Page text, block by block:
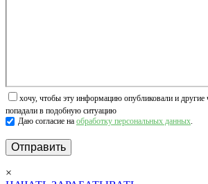
хочу, чтобы эту информацию опубликовали и другие
попадали в подобную ситуацию
Даю согласие на обработку персональных данных.
×